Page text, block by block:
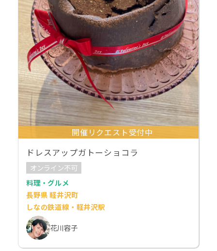
開催リクエスト受付中
ドレスアップガトーショコラ
オンライン不可
料理・グルメ
長野県 軽井沢町
しなの鉄道線・軽井沢駅
花川容子